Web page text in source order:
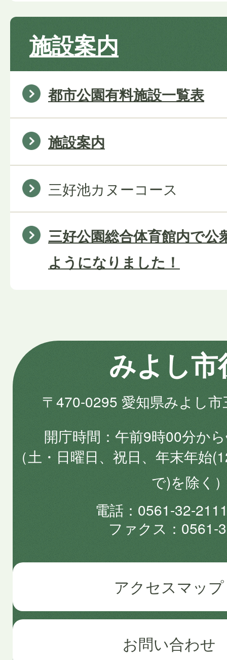
施設案内
都市公園有料施設一覧表
施設案内
三好池カヌーコース
三好公園総合体育館内で
ようになりました！
みよし市
〒470-0295 愛知県みよし
開庁時間
午前9時00分か
（土・日曜日、祝日、年末年始
で)を除く
電話
0561-32-
ファクス
0561-
アクセスマップ
お問い合わせ